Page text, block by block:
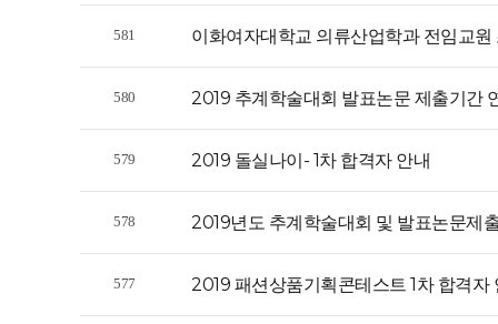
581 이화여자대학교 의류산업학과 전임교원
580 2019 추계학술대회 발표논문 제출기간
579 2019 돌실나이- 1차 합격자 안내
578 2019년도 추계학술대회 및 발표논문제
577 2019 패션상품기획콘테스트 1차 합격자